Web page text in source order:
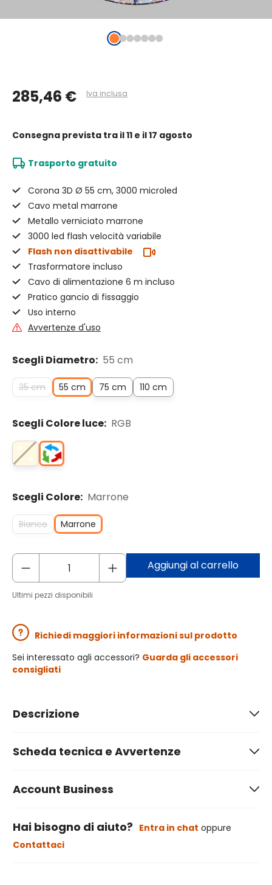
285,46 € Iva inclusa
Consegna prevista tra il 11 e il 17 agosto
Trasporto gratuito
Corona 3D Ø 55 cm, 3000 microled
Cavo metal marrone
Metallo verniciato marrone
3000 led flash velocità variabile
Flash non disattivabile
Trasformatore incluso
Cavo di alimentazione 6 m incluso
Pratico gancio di fissaggio
Uso interno
Avvertenze d'uso
Scegli Diametro: 55 cm
35 cm 55 cm 75 cm 110 cm
Scegli Colore luce: RGB
Scegli Colore: Marrone
Bianco Marrone
Aggiungi al carrello
Ultimi pezzi disponibili
Richiedi maggiori informazioni sul prodotto
Sei interessato agli accessori? Guarda gli accessori
consigliati
Descrizione
Scheda tecnica e Avvertenze
Account Business
Hai bisogno di aiuto? Entra in chat oppure
Contattaci